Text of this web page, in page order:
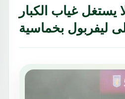
يستغل غياب الكبار
ليفربول بخماسية